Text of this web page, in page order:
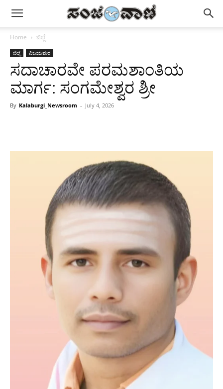
Home ಜಿಲ್ಲೆ
ಜಿಲ್ಲೆ ವಿಜಯಪುರ
ಸದಾಚಾರವೇ ಪರಮಶಾಂತಿಯ
ಮಾರ್ಗ: ಸಂಗಮೇಶ್ವರ ಶ್ರೀ
By Kalaburgi_Newsroom - July 4, 2026